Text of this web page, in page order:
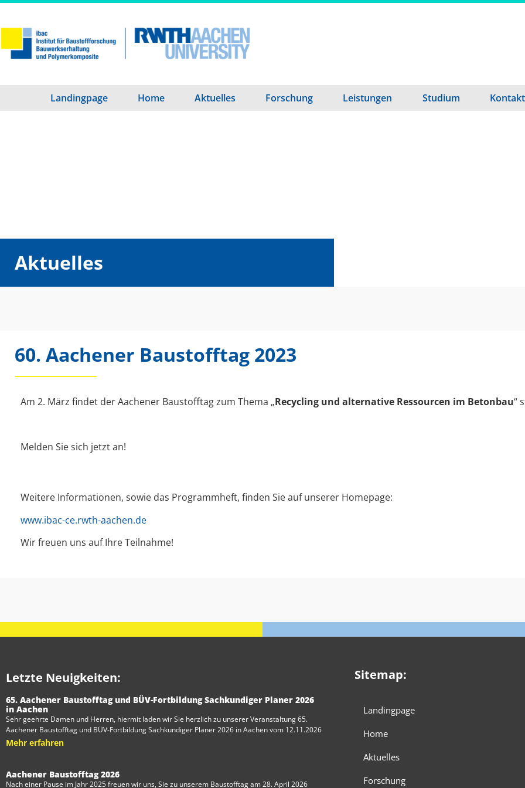
Landingpage Home Aktuelles Forschung Leistungen Studium Kontakt
Aktuelles
60. Aachener Baustofftag 2023
Am 2. März findet der Aachener Baustofftag zum Thema „Recycling und alternative Ressourcen im Betonbau“
Melden Sie sich jetzt an!
Weitere Informationen, sowie das Programmheft, finden Sie auf unserer Homepage:
www.ibac-ce.rwth-aachen.de
Wir freuen uns auf Ihre Teilnahme!
Letzte Neuigkeiten:
65. Aachener Baustofftag und BÜV-Fortbildung Sachkundiger Planer 2026
in Aachen
Sehr geehrte Damen und Herren, hiermit laden wir Sie herzlich zu unserer Veranstaltung 65.
Aachener Baustofftag und BÜV-Fortbildung Sachkundiger Planer 2026 in Aachen vom 12.11.2026
Mehr erfahren
Aachener Baustofftag 2026
Nach einer Pause im Jahr 2025 freuen wir uns, Sie zu unserem Baustofftag am 28. April 2026
Sitemap:
Landingpage
Home
Aktuelles
Forschung